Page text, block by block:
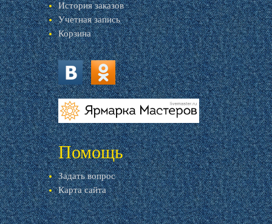
История заказов
Учетная запись
Корзина
vk.com ok.ru
livemaster.ru
Помощь
Задать вопрос
Карта сайта